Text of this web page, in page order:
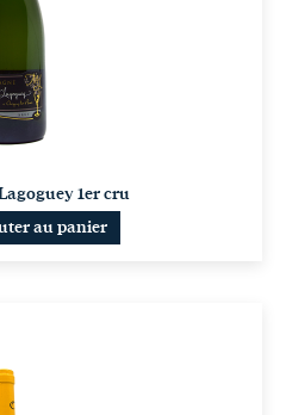
1er cru
au panier